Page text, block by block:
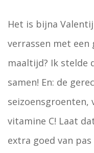
Het is bijna
verrassen met een
maaltijd? Ik stelde
samen! En: de
seizoensgroenten,
vitamine C! Laat
extra goed van